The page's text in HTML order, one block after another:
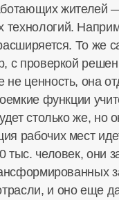
жителей
То же
с проверкой
ценность, она
функции
столько же,
рабочих мест
тыс. человек,
и оно еще